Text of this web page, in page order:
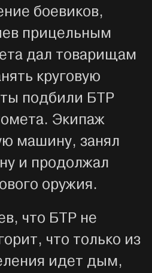
боевиков,
прицельным
дал товарищам
круговую
подбили БТР
Экипаж
машину, занял
и продолжал
оружия.
что БТР не
что только из
идет дым,